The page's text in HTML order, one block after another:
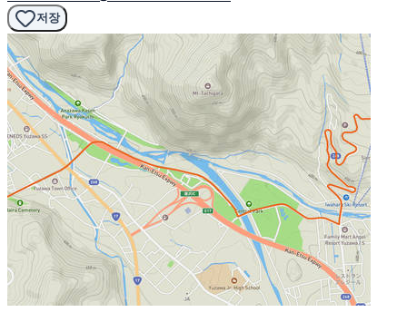
저장